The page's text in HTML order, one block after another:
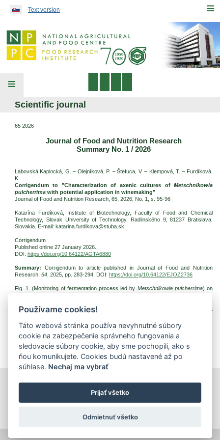
≡
Text version
≡
Scientific journal
65 2026
Journal of Food and Nutrition Research
Summary No. 1 / 2026
Labovská Kaplocká, G. – Olejníková, P. – Štefuca, V. – Klempová, T. – Furdíková,
K.
Corrigendum to "Characterization of axenic cultures of Metschnikowia
pulcherrima with potential application in winemaking"
Journal of Food and Nutrition Research, 65, 2026, No. 1, s. 95-96
Katarína Furdíková, Institute of Biotechnology, Faculty of Food and Chemical
Technology, Slovak University of Technology, Radlinského 9, 81237 Bratislava,
Slovakia. E-mail: katarina.furdikova@stuba.sk
Corrigendum
Published online 27 January 2026.
DOI: https://doi.org/10.64122/AGTA6880
Summary: Corrigendum to article published in Journal of Food and Nutrition
Research, 64 , 2025, pp. 283-294. DOI: https://doi.org/10.64122/EJOZ2736
Fig. 1. (Monitoring of fermentation process led by Metschnikowia pulcherrima) on
fermentation is not consistent throughout the figure, so the legend does not
Keywords:
Download:
(pdf, 255.32 Kb, 231x)
Copyright © 2026 Správca obsahu - Food Research Institute,
Priemyselná 4, 821 08 Bratislava
Používame cookies!
Táto webová stránka používa nevyhnutné súbory
cookie na zabezpečenie správneho fungovania a
sledovacie súbory cookie, aby sme pochopili, ako s
ňou komunikujete. Cookies budú nastavené až po
súhlase. Nechaj ma vybrať
Prijať všetko
Odmietnuť všetko